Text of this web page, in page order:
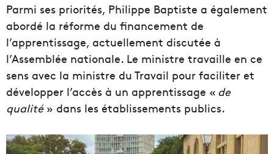
Parmi ses priorités, Philippe Baptiste a également
abordé la réforme du financement de
l’apprentissage, actuellement discutée à
l’Assemblée nationale. Le ministre travaille en ce
sens avec la ministre du Travail pour faciliter et
développer l’accès à un apprentissage « de
qualité» dans les établissements publics.